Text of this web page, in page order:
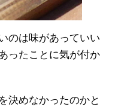
のは味があっていい
ったことに気が付か
決めなかったのかと